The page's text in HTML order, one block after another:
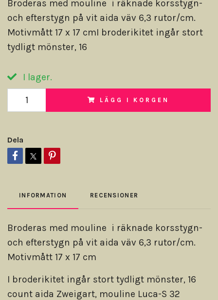
Broderas med mouline i räknade korsstygn-
och efterstygn på vit aida väv 6,3 rutor/cm.
Motivmått 17 x 17 cmI broderikitet ingår stort
tydligt mönster, 16
I lager.
LÄGG I KORGEN
Dela
INFORMATION RECENSIONER
Broderas med mouline i räknade korsstygn-
och efterstygn på vit aida väv 6,3 rutor/cm.
Motivmått 17 x 17 cm
I broderikitet ingår stort tydligt mönster, 16
count aida Zweigart, mouline Luca-S 32